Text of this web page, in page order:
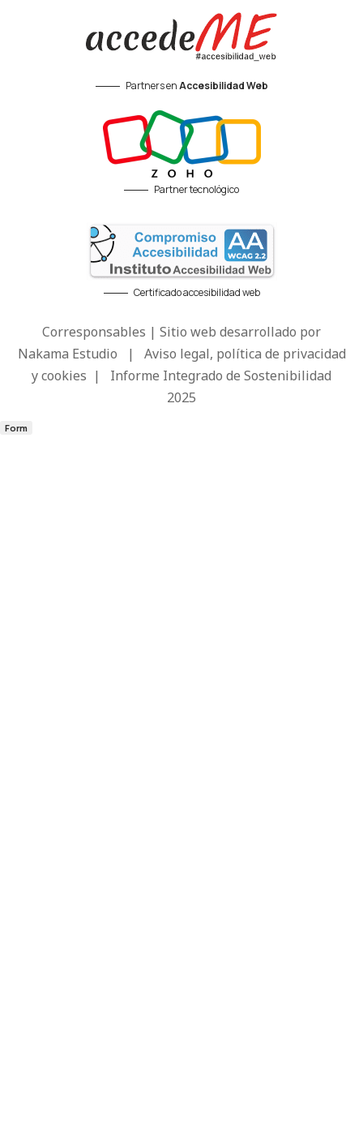
Partners enAccesibilidad Web
Partner tecnológico
Certificado accesibilidad web
Corresponsables | Sitio web desarrollado por
Nakama Estudio | Aviso legal, política de privacidad
y cookies | Informe Integrado de Sostenibilidad
2025
Form